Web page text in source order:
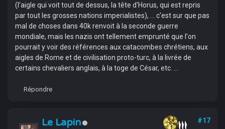
(l'aigle qui voit tout de dessus, la tête d'Horus, qui est repris
par tout les grosses nations imperialistes), ... c'est sur que pas
mal de choses dans 40k renvoit à la seconde guerre
mondiale, mais les nazis ont tellement emprunté que l'on
pourrait y voir des références aux catacombes chrétiens, aux
aigles de Rome et de civilisation proto-turc, à la livrée de
certains chevaliers anglais, à la toge de César, etc. ...
Répondre
Le Lapin #17